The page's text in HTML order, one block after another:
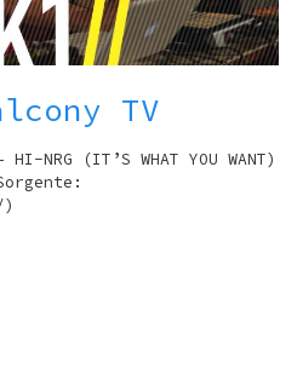
TV
NRG (IT’S WHAT YOU WANT)
)